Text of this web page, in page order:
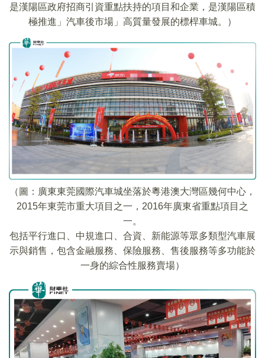
是漢陽區政府招商引資重點扶持的項目和企業，是漢陽區積
極推進」汽車後市場」高質量發展的標桿車城。）
（圖：廣東東莞國際汽車城坐落於粵港澳大灣區幾何中心，
2015年東莞市重大項目之一，2016年廣東省重點項目之
一。
包括平行進口、中規進口、合資、新能源等眾多類型汽車展
示與銷售，包含金融服務、保險服務、售後服務等多功能於
一身的綜合性服務賣場）